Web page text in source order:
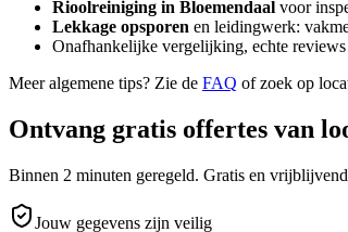
Rioolreiniging in Bloemendaal voor
Lekkage opsporen en leidingwerk:
Onafhankelijke vergelijking, echte
Meer algemene tips? Zie de FAQ of zoek op
Ontvang gratis offertes van
Binnen 2 minuten geregeld. Gratis en
Jouw gegevens zijn veilig